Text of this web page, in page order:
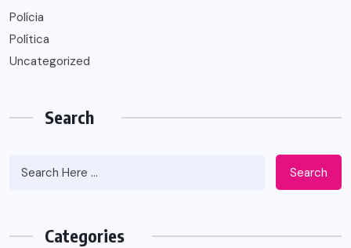
Polícia
Política
Uncategorized
Search
Search
Categories